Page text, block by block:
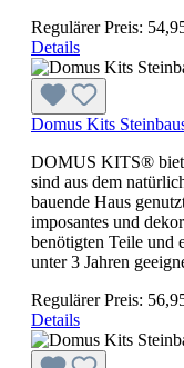
Regulärer Preis:
Details
Domus Kits
DOMUS KITS®
sind aus dem
bauende Haus
imposantes und
benötigten Teile und
unter 3 Jahren
Regulärer Preis:
Details